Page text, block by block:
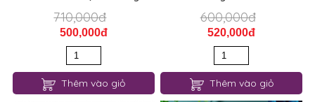
710,000đ
500,000đ
Thêm vào giỏ
600,000đ
520,000đ
Thêm vào giỏ